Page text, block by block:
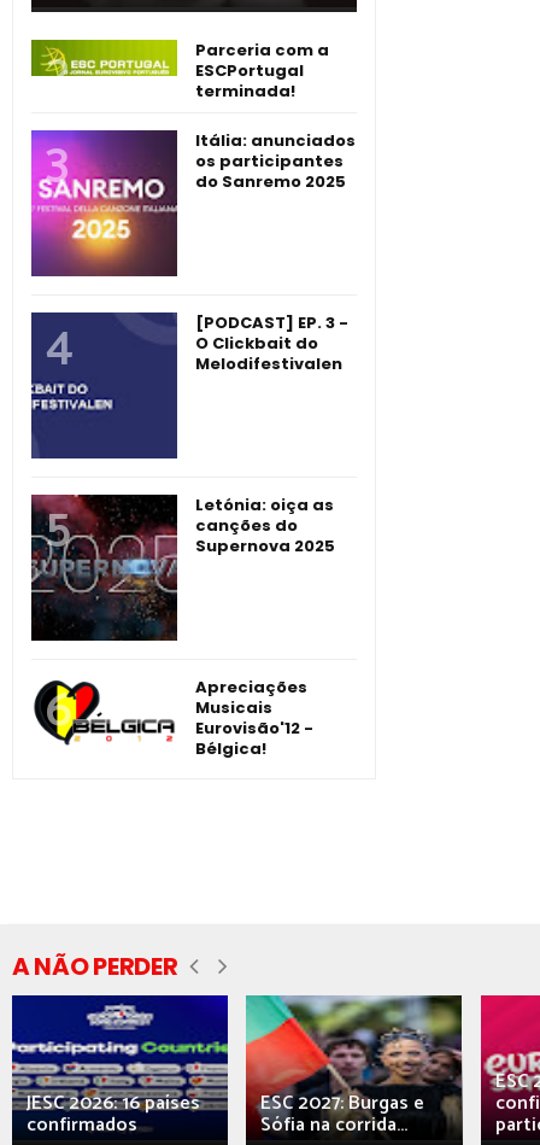
Parceria com a
ESCPortugal
terminada!
Itália: anunciados
os participantes
do Sanremo 2025
[PODCAST] EP. 3 -
O Clickbait do
Melodifestivalen
Letónia: oiça as
canções do
Supernova 2025
Apreciações
Musicais
Eurovisão'12 -
Bélgica!
A NÃO PERDER
JESC 2026: 16 países
confirmados
ESC 2027: Burgas e
Sófia na corrida...
ESC